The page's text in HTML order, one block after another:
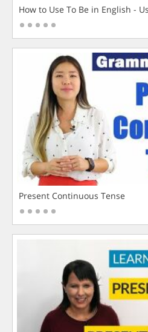
How to Use To Be in English -
Present Continuous Tense